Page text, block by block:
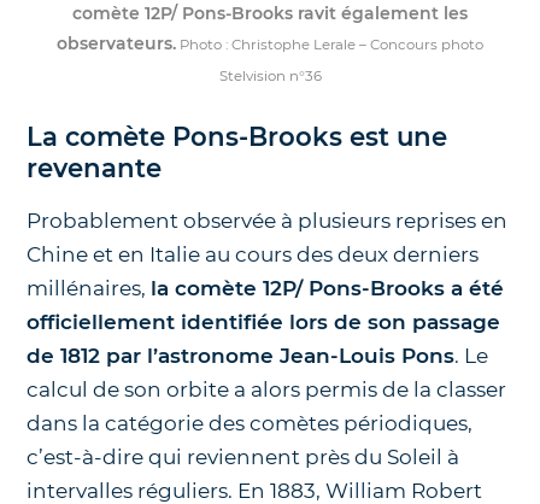
comète 12P/ Pons-Brooks ravit également les
observateurs. Photo : Christophe Lerale – Concours photo
Stelvision n°36
La comète Pons-Brooks est une
revenante
Probablement observée à plusieurs reprises en
Chine et en Italie au cours des deux derniers
millénaires, la comète 12P/ Pons-Brooks a été
officiellement identifiée lors de son passage
de 1812 par l’astronome Jean-Louis Pons. Le
calcul de son orbite a alors permis de la classer
dans la catégorie des comètes périodiques,
c’est-à-dire qui reviennent près du Soleil à
intervalles réguliers. En 1883, William Robert